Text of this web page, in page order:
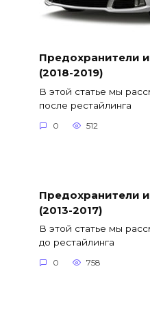
Предохранители
(2018-2019)
В этой статье мы
после рестайлинга
0 512
Предохранители
(2013-2017)
В этой статье мы
до рестайлинга
0 758